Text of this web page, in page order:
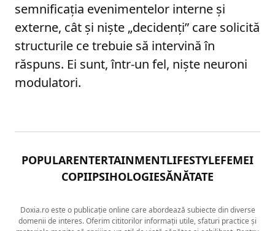
semnificația evenimentelor interne și
externe, cât și niște „decidenți” care solicită
structurile ce trebuie să intervină în
răspuns. Ei sunt, într-un fel, niște neuroni
modulatori.
POPULARENTERTAINMENTLIFESTYLEFEMEI
COPIIPSIHOLOGIESĂNĂTATE
Doxia.ro este o publicație online care abordează subiecte din diverse
domenii de interes. Oferim cititorilor informații utile, sfaturi practice și